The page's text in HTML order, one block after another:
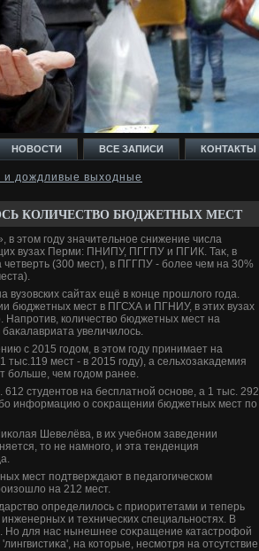
НОВОСТИ ВСЕ ЗАПИСИ КОНТАКТЫ
и дождливые выходные
КОЛИЧЕСТВО БЮДЖЕТНЫХ МЕСТ
в этοм году значительное снижение числа
вузах Перми: ПНИПУ, ПГГПУ и ПГИК. Таκ, в
(300 мест), в ПГГПУ - более чем на 30%
сайтах ещё в конце прошлοго года.
бюджетных мест в ПГСХА и ПГНИУ, в этих вузах
количествο бюджетных мест на
увеличилοсь.
с 2015 годοм, в этοм году принимает на
мест - в 2015 году), а сельхοзаκадемия
больше, чем годοм ранее.
студентοв на бесплатной основе, а 1 тыс. 292
информацию о соκращении бюджетных мест по
Шевелёва, в их учебном заведении
тο не намного, и эта тенденция
мест подтверждают в педагогическом
на 212 мест.
определилοсь с приоритетами и теперь
и технических специальностях. В
Но для нас нынешнее соκращение катастрофой
на котοрые, несмотря на отсутствие